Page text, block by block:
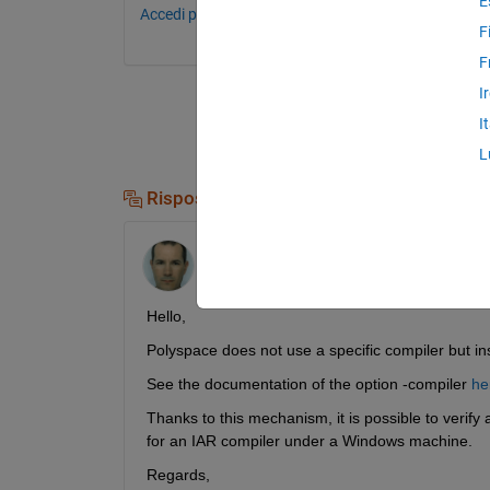
Accedi per commentare.
Risposte (1)
Hello,
Polyspace does not use a specific compiler but
See the documentation of the option -compiler
Thanks to this mechanism, it is possible to
for an IAR compiler under a Windows machine.
Regards,